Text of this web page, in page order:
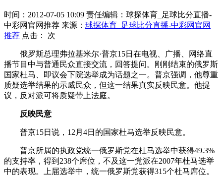
时间：2012-07-05 10:09 责任编辑：球探体育_足球比分直播-
中彩网官网推荐 来源： 球探体育_足球比分直播-中彩网官网
推荐 点击： 次
俄罗斯总理弗拉基米尔·普京15日在电视、广播、网络直
播节目中与普通民众直接交流，回答提问。刚刚结束的俄罗斯
国家杜马、即议会下院选举成为话题之一。普京强调，他尊重
质疑选举结果的示威民众，但这一结果真实反映民意。他提
议，反对派可将质疑带上法庭。
反映民意
普京15日说，12月4日的国家杜马选举反映民意。
普京所属的执政党统一俄罗斯党在杜马选举中获得49.3%
的支持率，得到238个席位，不及这一党派在2007年杜马选举
中的表现。上届选举中，统一俄罗斯党获得315个杜马席位。